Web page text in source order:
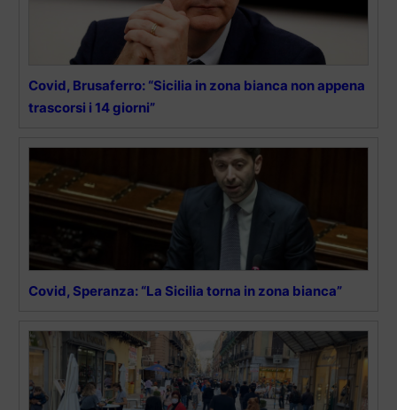
Covid, Brusaferro: “Sicilia in zona bianca non appena
trascorsi i 14 giorni”
Covid, Speranza: “La Sicilia torna in zona bianca”